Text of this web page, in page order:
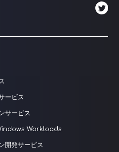
ービス
サービス
Workloads
開発サービス